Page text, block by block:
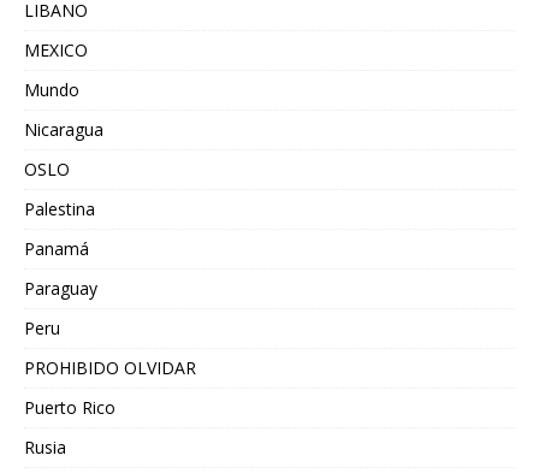
LIBANO
MEXICO
Mundo
Nicaragua
OSLO
Palestina
Panamá
Paraguay
Peru
PROHIBIDO OLVIDAR
Puerto Rico
Rusia